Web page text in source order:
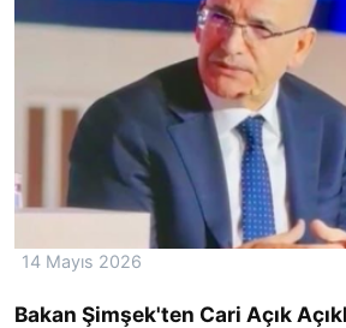
14 Mayıs 2026
Bakan Şimşek'ten Cari Açık